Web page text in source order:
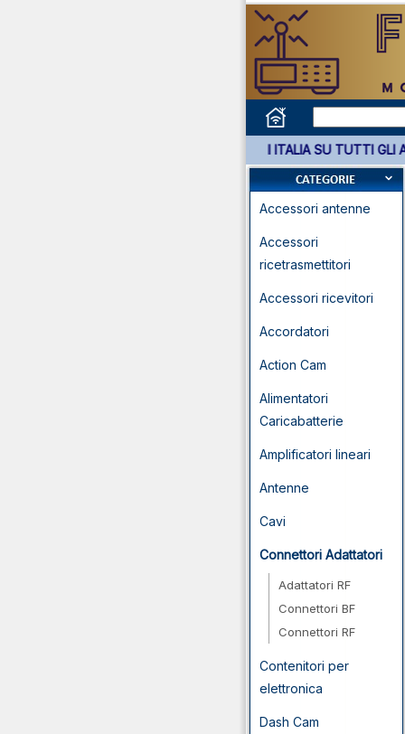
*** GARANZIA 3 ANNI ITALIA SU
Accessori antenne
Accessori
ricetrasmettitori
Accessori ricevitori
Accordatori
Action Cam
Alimentatori
Caricabatterie
Amplificatori lineari
Antenne
Cavi
Connettori Adattatori
Adattatori RF
Connettori BF
Connettori RF
Contenitori per
elettronica
Dash Cam